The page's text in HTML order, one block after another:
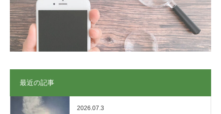
最近の記事
2026.07.3